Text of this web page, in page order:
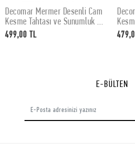
SEPETE EKLE
Decomar Mermer Desenli Cam
Kesme Tahtası ve Sunumluk 30
x 40 cm
499,00 TL
x 35
E-BÜLTEN